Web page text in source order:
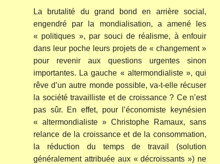
La brutalité du grand bond en arrière social,
engendré par la mondialisation, a amené les
« politiques », par souci de réalisme, à enfouir
dans leur poche leurs projets de « changement »
pour revenir aux questions urgentes sinon
importantes. La gauche « altermondialiste », qui
rêve d’un autre monde possible, va-t-elle récuser
la société travailliste et de croissance ? Ce n’est
pas sûr. En effet, pour l’économiste keynésien
« altermondialiste » Christophe Ramaux, sans
relance de la croissance et de la consommation,
la réduction du temps de travail (solution
généralement attribuée aux « décroissants ») ne